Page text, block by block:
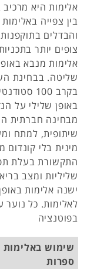
אלימות היא מרכיב
בין צפייה
והבדלים
צופים יותר
אלימות מנבא
שליטה. בבחינת
בקרב
באופן שלילי על
מבחינה חברתית
שיתופית, למתח
מינית בלי
התקשורת בעלת
שליליות ומצב
ישנה אלימות
לאלימות. כל נוער
בפוטנציה
שימוש באלימות
ספרות